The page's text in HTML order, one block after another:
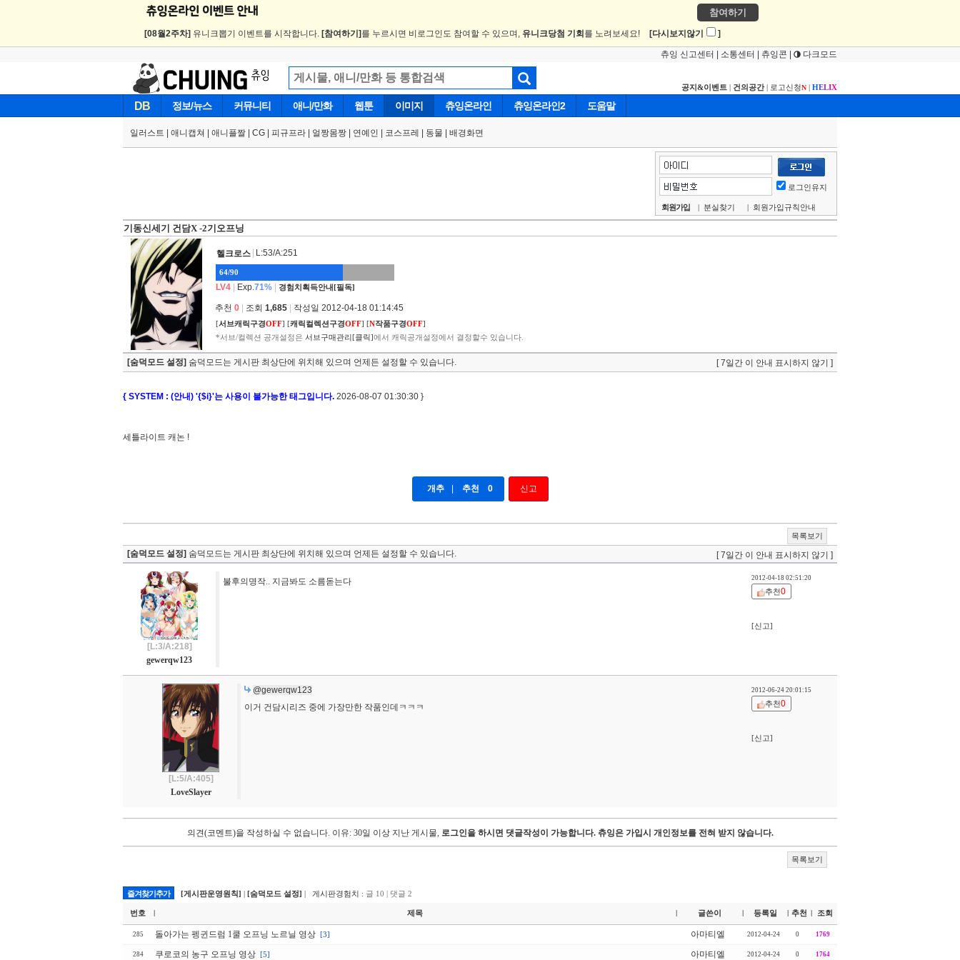
참여하기
[08월2주차] 유니크뽑기 이벤트를 시작합니다. [참여하기] 를 누르시면 비로그인도 참여할 수 있으며, 유니크당첨 기회 를 노려보세요! [다시보지않기 ]
츄잉 신고센터 소통센터 츄잉콘 다크모드
공지&이벤트 | 건의공간| 로고신청N | HELIX
DB 정보/뉴스 커뮤니티 애니/만화 웹툰 이미지 츄잉온라인 츄잉온라인2 도움말
일러스트 애니캡쳐 애니플짤 CG 피규프라 얼짱몸짱 연예인 코스프레 동물 배경화면
로그인유지
회원가입 | 분실찾기 | 회원가입규칙안내
기동신세기 건담X -2기오프닝
헬크로스 L:53/A:251
64/90
LV4 Exp.71% 경험치획득안내[필독]
추천 0 조회 1,685 작성일 2012-04-18 01:14:45
[서브캐릭구경OFF] [캐릭컬렉션구경OFF] [N작품구경OFF]
*서브/컬렉션 공개설정은 서브구매관리[클릭]에서 캐릭공개설정에서 결정할수 있습니다.
[숨덕모드 설정] 숨덕모드는 게시판 최상단에 위치해 있으며 언제든 설정할 수 있습니다. [ 7일간 이 안내 표시하지 않기 ]
{ SYSTEM : (안내) '{$i}'는 사용이 불가능한 태그입니다. 2026-08-07 01:30:30 }
세틀라이트 캐논 !
개추 추천 0 신고
목록보기
[숨덕모드 설정] 숨덕모드는 게시판 최상단에 위치해 있으며 언제든 설정할 수 있습니다. [ 7일간 이 안내 표시하지 않기 ]
[L:3/A:218]
gewerqw123
불후의명작.. 지금봐도 소름돋는다 2012-04-18 02:51:20
추천0
[신고]
[L:5/A:405]
LoveSlayer
@gewerqw123
이거 건담시리즈 중에 가장만한 작품인데ㅋㅋㅋ
2012-06-24 20:01:15
추천0
[신고]
의견(코멘트)을 작성하실 수 없습니다. 이유: 30일 이상 지난 게시물, 로그인을 하시면 댓글작성이 가능합니다. 츄잉은 가입시 개인정보를 전혀 받지 않습니다.
목록보기
즐겨찾기추가 [게시판운영원칙] | [숨덕모드 설정] | 게시판경험치 : 글 10 | 댓글 2
번호 제목 글쓴이 등록일 추천 조회
285 돌아가는 펭귄드럼 1쿨 오프닝 노르닐 영상 [3] 아마티엘 2012-04-24 0 1769
284 쿠로코의 농구 오프닝 영상 [5] 아마티엘 2012-04-24 0 1764